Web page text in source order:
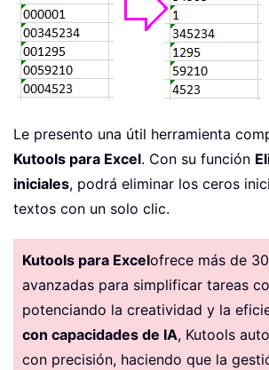
Le presento una útil herramienta
Kutools para Excel. Con su función
iniciales, podrá eliminar los ceros
textos con un solo clic.
Kutools para Excelofrece más de
avanzadas para simplificar tareas
potenciando la creatividad y la
con capacidades de IA, Kutools
con precisión, haciendo que la